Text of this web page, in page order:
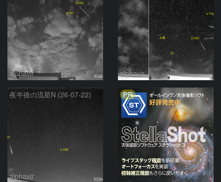
alphavir alphavir
夜半後の流星N (26-07-22)
alphavir
PR